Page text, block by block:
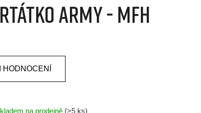
Army - MFH
na prodejně (>5 ks)